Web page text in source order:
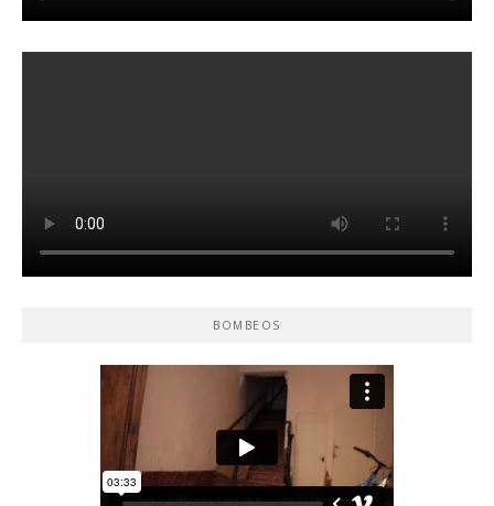
BOMBEOS